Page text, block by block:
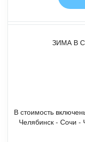
ЗИМА В
В стоимость
Челябинск - Сочи -